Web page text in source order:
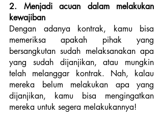
2. Menjadi acuan dalam melakukan
kewajiban
Dengan adanya kontrak, kamu bisa
memeriksa apakah pihak yang
bersangkutan sudah melaksanakan apa
yang sudah dijanjikan, atau mungkin
telah melanggar kontrak. Nah, kalau
mereka belum melakukan apa yang
dijanjikan, kamu bisa mengingatkan
mereka untuk segera melakukannya!